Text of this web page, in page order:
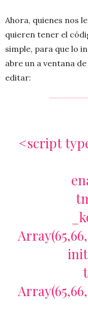
Ahora, quienes nos
quieren tener el
simple, para que lo
abre un a ventana
editar:
<script